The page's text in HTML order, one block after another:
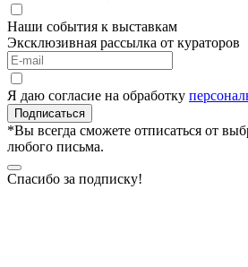
Наши события к выставкам
Эксклюзивная рассылка от кураторов
Я даю согласие на обработку
Подписаться
*Вы всегда сможете отписаться от
любого письма.
Спасибо за подписку!